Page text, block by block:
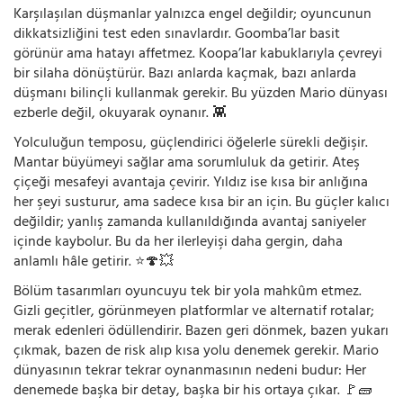
Karşılaşılan düşmanlar yalnızca engel değildir; oyuncunun
dikkatsizliğini test eden sınavlardır. Goomba’lar basit
görünür ama hatayı affetmez. Koopa’lar kabuklarıyla çevreyi
bir silaha dönüştürür. Bazı anlarda kaçmak, bazı anlarda
düşmanı bilinçli kullanmak gerekir. Bu yüzden Mario dünyası
ezberle değil, okuyarak oynanır. 👾
Yolculuğun temposu, güçlendirici öğelerle sürekli değişir.
Mantar büyümeyi sağlar ama sorumluluk da getirir. Ateş
çiçeği mesafeyi avantaja çevirir. Yıldız ise kısa bir anlığına
her şeyi susturur, ama sadece kısa bir an için. Bu güçler kalıcı
değildir; yanlış zamanda kullanıldığında avantaj saniyeler
içinde kaybolur. Bu da her ilerleyişi daha gergin, daha
anlamlı hâle getirir. ⭐🍄💥
Bölüm tasarımları oyuncuyu tek bir yola mahkûm etmez.
Gizli geçitler, görünmeyen platformlar ve alternatif rotalar;
merak edenleri ödüllendirir. Bazen geri dönmek, bazen yukarı
çıkmak, bazen de risk alıp kısa yolu denemek gerekir. Mario
dünyasının tekrar tekrar oynanmasının nedeni budur: Her
denemede başka bir detay, başka bir his ortaya çıkar. 🚩🧱